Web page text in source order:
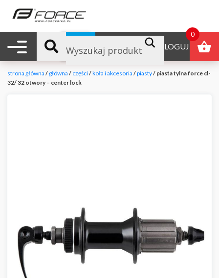
Nawigacja mobilna ZALOGUJ
B2B
strona główna / główna / części/koła i akcesoria /piasty/ piasta tylna force cl-
32/ 32 otwory – center lock
0